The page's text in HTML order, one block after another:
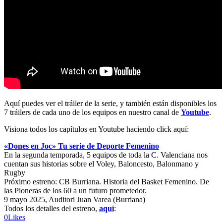
Aquí puedes ver el tráiler de la serie, y también están disponibles los
7 tráilers de cada uno de los equipos en nuestro canal de Youtube.
Visiona todos los capítulos en Youtube haciendo click aquí:
«Dones en Joc» Tu serie de Deporte Femenino
En la segunda temporada, 5 equipos de toda la C. Valenciana nos
cuentan sus historias sobre el Voley, Baloncesto, Balonmano y
Rugby
Próximo estreno: CB Burriana. Historia del Basket Femenino. De
las Pioneras de los 60 a un futuro prometedor.
9 mayo 2025, Auditori Juan Varea (Burriana)
Todos los detalles del estreno, aquí:
0Likes